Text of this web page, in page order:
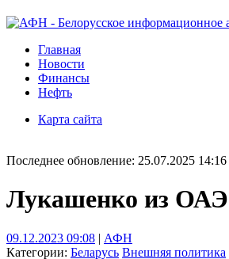
Главная
Новости
Финансы
Нефть
Карта сайта
Последнее обновление: 25.07.2025 14:16
Лукашенко из ОАЭ
09.12.2023 09:08 | АФН
Категории: Беларусь Внешняя политика